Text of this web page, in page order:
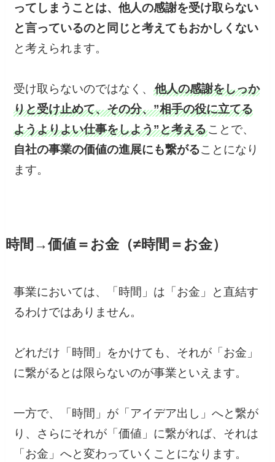
ってしまうことは、他人の感謝を受け取らない
と言っているのと同じと考えてもおかしくない
と考えられます。
受け取らないのではなく、他人の感謝をしっか
りと受け止めて、その分、”相手の役に立てる
ようよりよい仕事をしよう”と考えることで、
自社の事業の価値の進展にも繋がることになり
ます。
時間→価値＝お金（≠時間＝お金）
事業においては、「時間」は「お金」と直結す
るわけではありません。
どれだけ「時間」をかけても、それが「お金」
に繋がるとは限らないのが事業といえます。
一方で、「時間」が「アイデア出し」へと繋が
り、さらにそれが「価値」に繋がれば、それは
「お金」へと変わっていくことになります。